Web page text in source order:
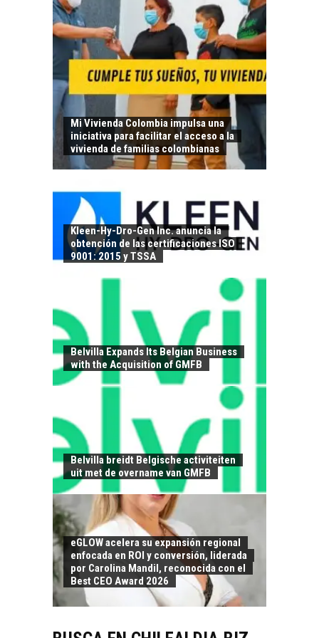
Mi Vivienda Colombia impulsa una
iniciativa para facilitar el acceso a la
vivienda de familias colombianas
Kleen-Hy-Dro-Gen Inc. anuncia la
obtención de las certificaciones ISO
9001: 2015 y TSSA
Belvilla Expands Its Belgian Business
with the Acquisition of GMFB
Belvilla breidt Belgische activiteiten
uit met de overname van GMFB
eGLOW acelera su expansión regional
enfocada en ROI y conversión, liderada
por Carolina Mandil, reconocida con el
Best CEO Award 2026
TRANSFORMACIÓN
DE LOS RECURSOS
HUMANOS EN LAS
EMPRESAS
CHILENAS
estratégica de los
recursos humanos en
las empresas…
FINANCIAMIENTO
PARA PYMES EN
CHILE:
ALTERNATIVAS MÁS
ALLÁ DEL CRÉDITO
BANCARIO
Financiamiento para
pymes en Chile:
alternativas que
trascienden el
crédito…
EL CRECIMIENTO DE
LOS SERVICIOS
DIGITALES
EXPORTADOS DESDE
CHILE